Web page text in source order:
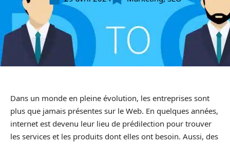
Dans un monde en pleine évolution, les entreprises sont
plus que jamais présentes sur le Web. En quelques années,
internet est devenu leur lieu de prédilection pour trouver
les services et les produits dont elles ont besoin. Aussi, des